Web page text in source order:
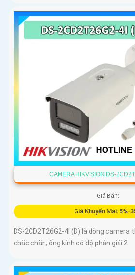
CAMERA HIKVISION DS-
Giá Bán:
Giá Khuyến Mại: 5%-
DS-2CD2T26G2-4I (D) là dòng camera
chắc chắn, ống kính có độ phân giải 2